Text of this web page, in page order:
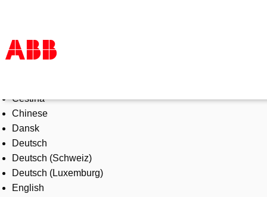
Products & Solutions
Industries
Services
About us
Where to buy
Contact us
Careers
Čeština
Chinese
Dansk
Deutsch
Deutsch (Schweiz)
Deutsch (Luxemburg)
English